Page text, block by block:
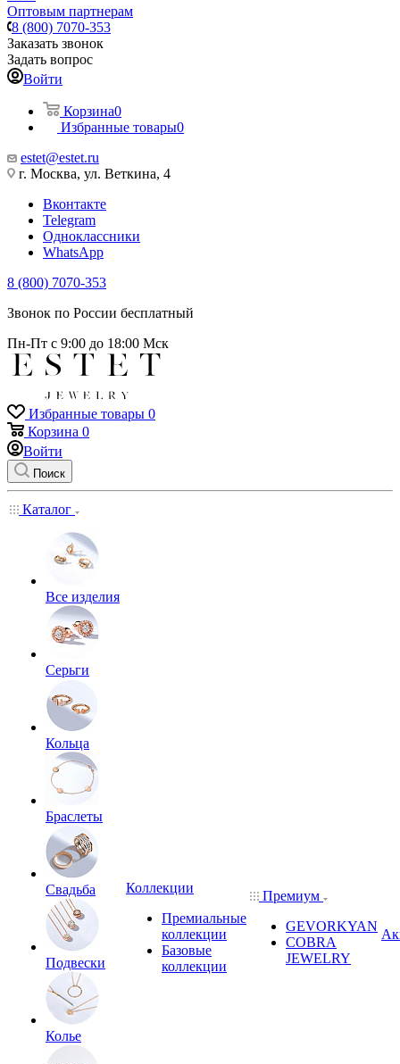
Оптовым партнерам
8 (800) 7070-353
Заказать звонок
Задать вопрос
Войти
Корзина0
Избранные товары0
estet@estet.ru
г. Москва, ул. Веткина, 4
Вконтакте
Telegram
Одноклассники
WhatsApp
8 (800) 7070-353
Звонок по России бесплатный
Пн-Пт с 9:00 до 18:00 Мск
Избранные товары 0
Корзина 0
Войти
Поиск
Каталог
Все изделия
Серьги
Кольца
Браслеты
Свадьба
Подвески
Колье
Коллекции
Премиальные
коллекции
Базовые
коллекции
Премиум
GEVORKYAN
COBRA
JEWELRY